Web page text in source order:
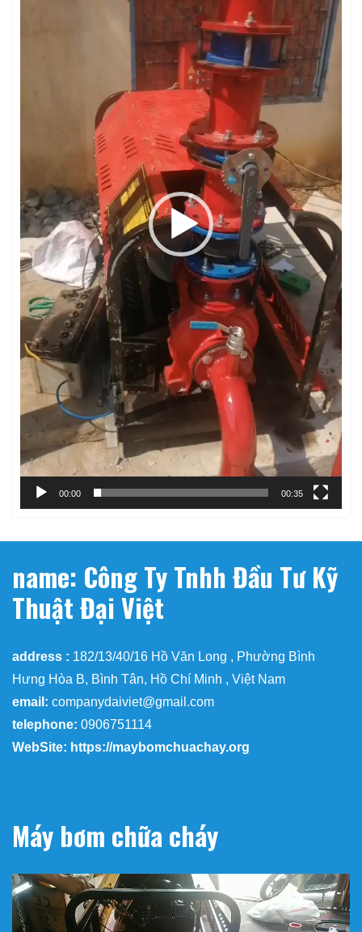
00:00 00:35
name: Công Ty Tnhh Đầu Tư Kỹ
Thuật Đại Việt
address : 182/13/40/16 Hồ Văn Long , Phường Bình
Hưng Hòa B, Bình Tân, Hồ Chí Minh , Việt Nam
email: companydaiviet@gmail.com
telephone: 0906751114
WebSite: https://maybomchuachay.org
Máy bơm chữa cháy
Trình
chơi
Video